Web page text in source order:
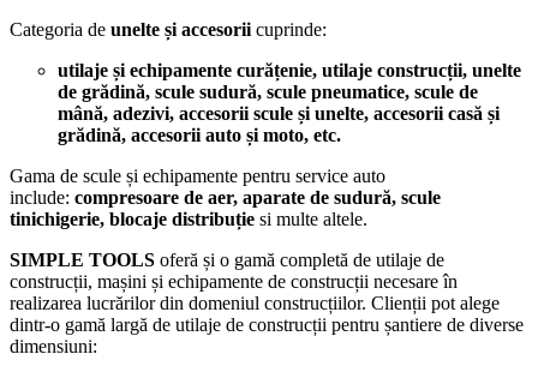
Categoria de unelte și accesorii cuprinde:
utilaje și echipamente curățenie, utilaje construcții, unelte
de grădină, scule sudură, scule pneumatice, scule de
mână, adezivi, accesorii scule și unelte, accesorii casă și
grădină, accesorii auto și moto, etc.
Gama de scule și echipamente pentru service auto
include: compresoare de aer, aparate de sudură, scule
tinichigerie, blocaje distribuție si multe altele.
SIMPLE TOOLS oferă și o gamă completă de utilaje de
construcții, mașini și echipamente de construcții necesare în
realizarea lucrărilor din domeniul construcțiilor. Clienții pot alege
dintr-o gamă largă de utilaje de construcții pentru șantiere de diverse
dimensiuni: